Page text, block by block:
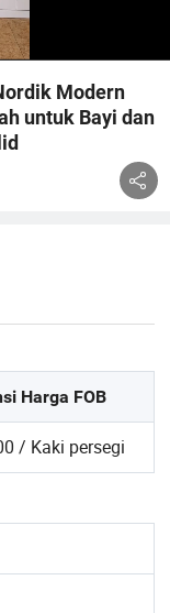
Modern
untuk Bayi dan
Harga FOB
/ Kaki persegi